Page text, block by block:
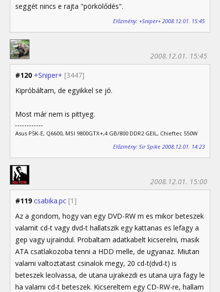
seggét nincs e rajta "pörkölődés".
Előzmény: +Sniper+ 2008.12.01. 15:45
#120 +Sniper+ [3447]
2008.12.01. 15:45
Kipróbáltam, de egyikkel se jó.
Most már nem is pittyeg.
Asus P5K-E, Q6600, MSI 9800GTX+,4 GB/800 DDR2 GEIL, Chieftec 550W
Előzmény: Sir Spike 2008.12.01. 14:23
#119 csabika.pc [1]
2008.12.01. 15:00
Az a gondom, hogy van egy DVD-RW m es mikor beteszek
valamit cd-t vagy dvd-t hallatszik egy kattanas es lefagy a
gep vagy ujraindul. Probaltam adatkabelt kicserelni, masik
ATA csatlakozoba tenni a HDD melle, de ugyanaz. Miutan
valami valtoztatast csinalok megy, 20 cd-t(dvd-t) is
beteszek leolvassa, de utana ujrakezdi es utana ujra fagy le
ha valami cd-t beteszek. Kicsereltem egy CD-RW-re, hallam